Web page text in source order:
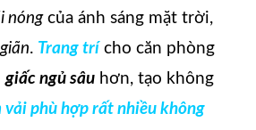
nóngcủa ánh sáng mặt trời,
. Trang trí cho căn phòng
giấc ngủ sâu hơn, tạo không
vải phù hợp rất nhiều không